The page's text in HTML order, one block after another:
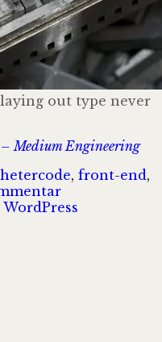
out type never
– Medium Engineering
Taggar
code, front-end,
till
Typography